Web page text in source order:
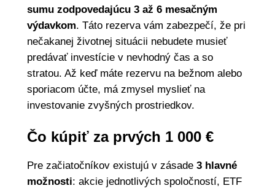
sumu zodpovedajúcu 3 až 6 mesačným
výdavkom. Táto rezerva vám zabezpečí, že pri
nečakanej životnej situácii nebudete musieť
predávať investície v nevhodný čas a so
stratou. Až keď máte rezervu na bežnom alebo
sporiacom účte, má zmysel myslieť na
investovanie zvyšných prostriedkov.
Čo kúpiť za prvých 1 000 €
Pre začiatočníkov existujú v zásade3 hlavné
možnosti: akcie jednotlivých spoločností, ETF